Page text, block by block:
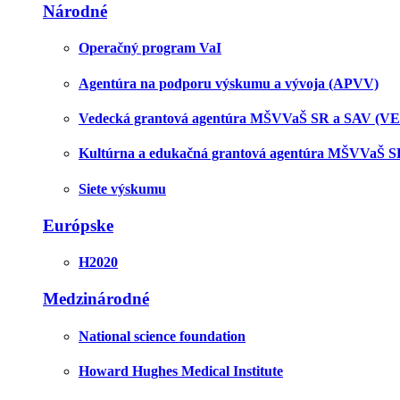
Národné
Operačný program VaI
Agentúra na podporu výskumu a vývoja (APVV)
Vedecká grantová agentúra MŠVVaŠ SR a SAV
Kultúrna a edukačná grantová agentúra MŠVVaŠ
Siete výskumu
Európske
H2020
Medzinárodné
National science foundation
Howard Hughes Medical Institute